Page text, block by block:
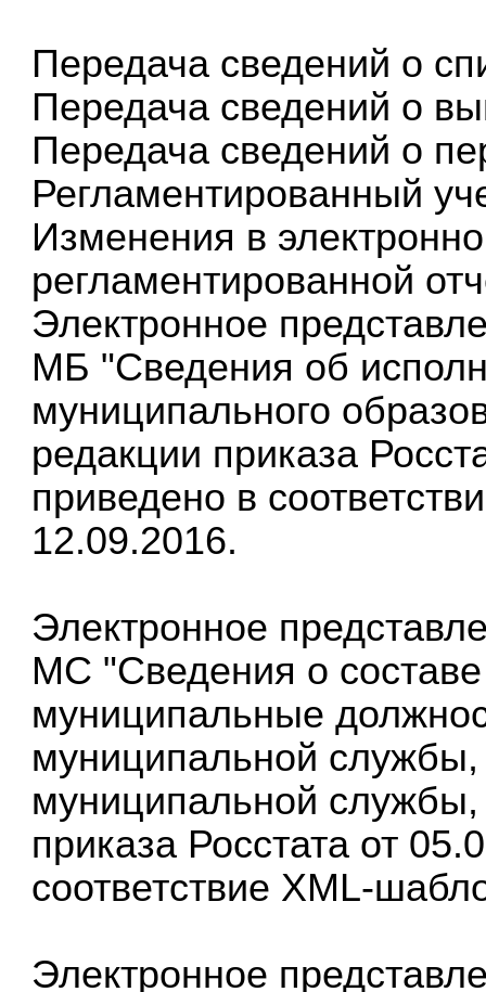
Передача сведений о
Передача сведений о
Передача сведений о
Регламентированный
Изменения в
регламентированной
Электронное
МБ "Сведения об
муниципального
редакции приказа
приведено в
12.09.2016.
Электронное
МС "Сведения о
муниципальные
муниципальной службы,
муниципальной
приказа Росстата от
соответствие XML-
Электронное